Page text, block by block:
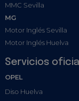
MMC Sevilla
MG
Motor Inglés Sevilla
Motor Inglés Huelva
Servicios
OPEL
Diso Huelva